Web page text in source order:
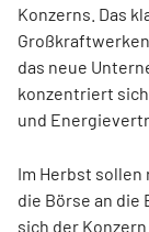
Konzerns. Das
das neue
konzentriert
und
Im Herbst sollen
die Börse an
sich der